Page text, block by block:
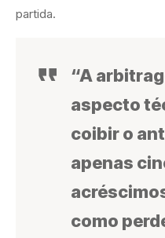
partida.
“A
aspecto
coibir o
apenas
como